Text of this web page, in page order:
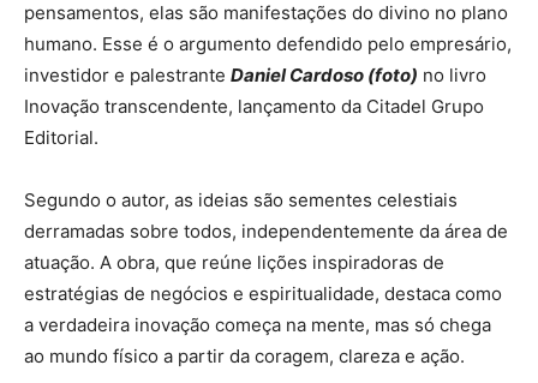
pensamentos, elas são manifestações do divino no plano
humano. Esse é o argumento defendido pelo empresário,
investidor e palestrante Daniel Cardoso (foto) no livro
Inovação transcendente, lançamento da Citadel Grupo
Editorial.
Segundo o autor, as ideias são sementes celestiais
derramadas sobre todos, independentemente da área de
atuação. A obra, que reúne lições inspiradoras de
estratégias de negócios e espiritualidade, destaca como
a verdadeira inovação começa na mente, mas só chega
ao mundo físico a partir da coragem, clareza e ação.